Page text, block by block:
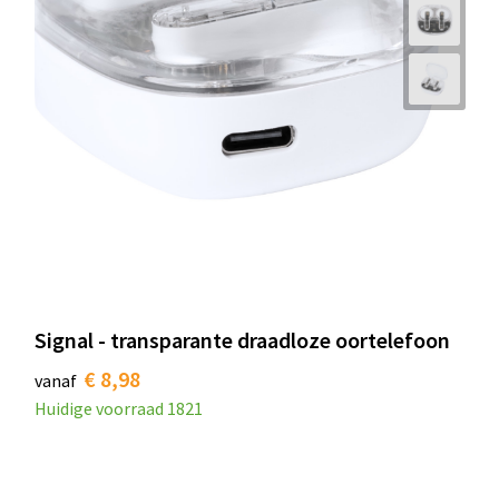
Signal - transparante draadloze oortelefoon
vanaf € 8,98
Huidige voorraad 1821